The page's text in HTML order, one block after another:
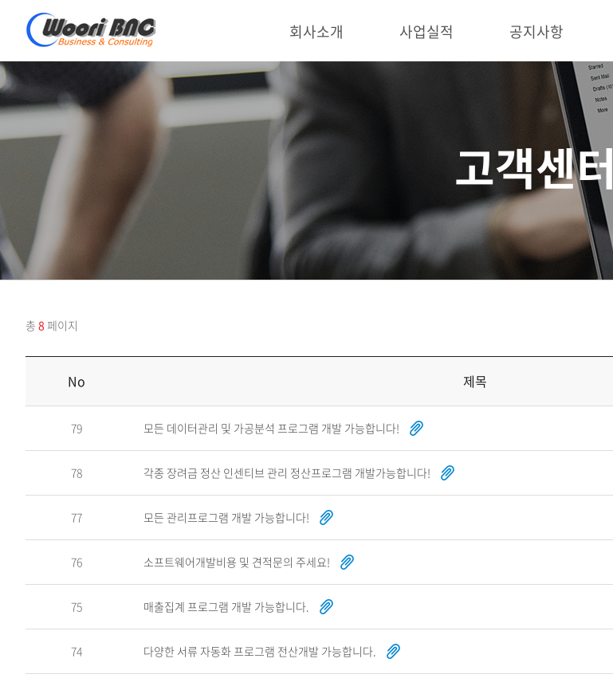
회사소개 사업실적 공지사항
고객센터
총 8 페이지
No 제목
79 모든 데이터관리 및 가공분석 프로그램 개발 가능합니다!
78 각종 장려금 정산 인센티브 관리 정산프로그램 개발가능합니다!
77 모든 관리프로그램 개발 가능합니다!
76 소프트웨어개발비용 및 견적문의 주세요!
75 매출집계 프로그램 개발 가능합니다.
74 다양한 서류 자동화 프로그램 전산개발 가능합니다.